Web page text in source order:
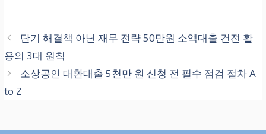
단기 해결책 아닌 재무 전략 50만원 소액대출 건전 활
용의 3대 원칙
소상공인 대환대출 5천만 원 신청 전 필수 점검 절차 A
to Z